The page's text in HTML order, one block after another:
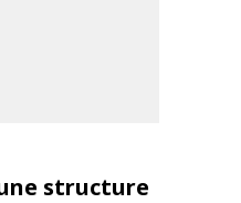
structure